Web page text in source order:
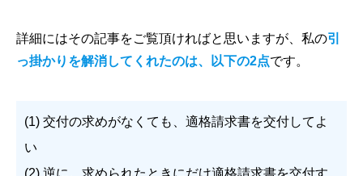
詳細にはその記事をご覧頂ければと思いますが、私の引
っ掛かりを解消してくれたのは、以下の2点です。
(1) 交付の求めがなくても、適格請求書を交付してよ
い
(2) 逆に、求められたときにだけ適格請求書を交付す